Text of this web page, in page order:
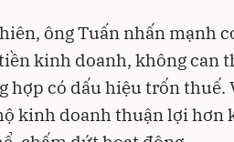
ông Tuấn nhấn mạnh
kinh doanh, không can
hợp có dấu hiệu trốn thuế.
kinh doanh thuận lợi hơn